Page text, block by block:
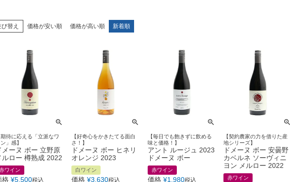
替え 価格が安い順 価格が高い順 新着順
待に応える「立派なワ
」感】
メーヌ ボー 立野原
ルロー 樽熟成 2022
ワイン
格 ¥5,500税込
【好奇心をかきたてる面白
さ！】
ドメーヌ ボー ヒネリ
オレンジ 2023
白ワイン
価格 ¥3,630税込
【毎日でも飽きずに飲める
味と価格！】
アント ルージュ 2023
ドメーヌ ボー
赤ワイン
価格 ¥1,980税込
【契約農家の力を借りた産
地シリーズ】
ドメーヌ ボー 安曇野
カベルネ ソーヴィニ
ヨン メルロー 2022
赤ワイン